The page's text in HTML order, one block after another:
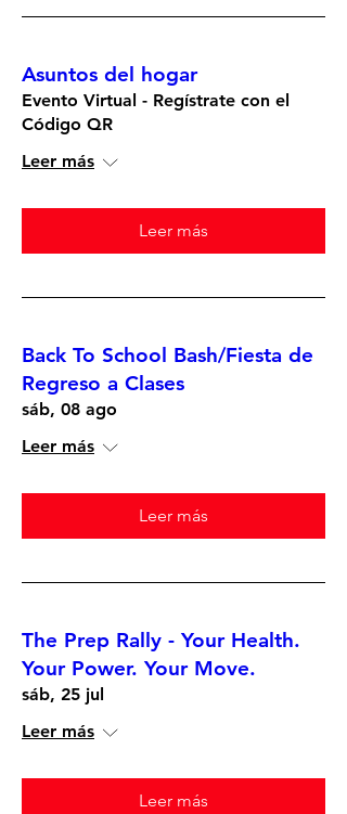
Asuntos del hogar
Evento Virtual - Regístrate con el
Código QR
Leer más
Leer más
Back To School Bash/Fiesta de
Regreso a Clases
sáb, 08 ago
Leer más
Leer más
The Prep Rally - Your Health.
Your Power. Your Move.
sáb, 25 jul
Leer más
Leer más